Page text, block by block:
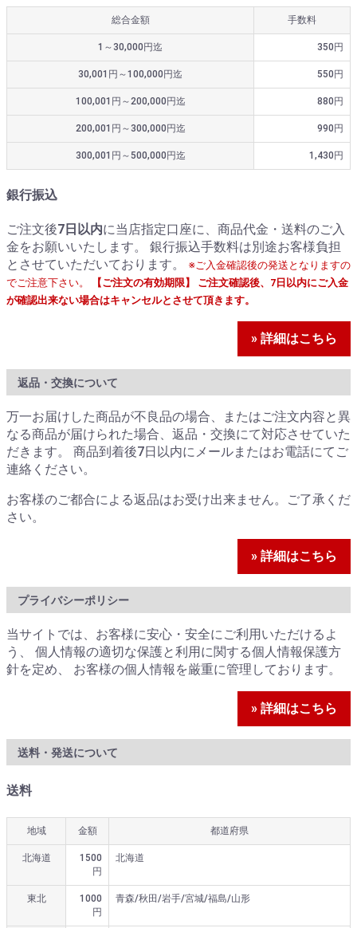
総合金額 手数料
1～30,000円迄 350円
30,001円～100,000円迄 550円
100,001円～200,000円迄 880円
200,001円～300,000円迄 990円
300,001円～500,000円迄 1,430円
銀行振込
ご注文後7日以内に当店指定口座に、商品代金・送料のご入
金をお願いいたします。 銀行振込手数料は別途お客様負担
とさせていただいております。
※ご入金確認後の発送となりますの
でご注意下さい。
【ご注文の有効期限】 ご注文確認後、7日以内にご入金
が確認出来ない場合はキャンセルとさせて頂きます。
» 詳細はこちら
返品・交換について
万一お届けした商品が不良品の場合、またはご注文内容と異
なる商品が届けられた場合、返品・交換にて対応させていた
だきます。 商品到着後7日以内にメールまたはお電話にてご
連絡ください。
お客様のご都合による返品はお受け出来ません。ご了承くだ
さい。
» 詳細はこちら
プライバシーポリシー
当サイトでは、お客様に安心・安全にご利用いただけるよ
う、 個人情報の適切な保護と利用に関する個人情報保護方
針を定め、 お客様の個人情報を厳重に管理しております。
» 詳細はこちら
送料・発送について
送料
地域 金額 都道府県
北海道
1500
円
北海道
東北
1000
円
青森/秋田/岩手/宮城/福島/山形